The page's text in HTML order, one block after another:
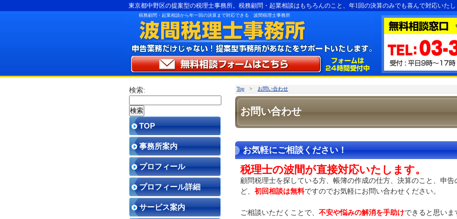
東京都中野区の提案型の税理士事務所。税務顧問・起業相談はもちろんのこと、年1回の決算のみでも喜んで対応いたし
税務顧問・起業相談から年一回の決算まで対応できる 波間税理士事務所
Top > お問い合わせ
お問い合わせ
お気軽にご相談ください！
税理士の波間が直接対応いたします。
顧問税理士を探している方、帳簿の作成の仕方、決算のこと、申
ど、 初回相談は無料ですのでお気軽にお問い合わせください。
ご相談いただくことで、 不安や悩みの解消を手助けできると思いま
検索:
TOP
事務所案内
プロフィール
プロフィール詳細
サービス案内